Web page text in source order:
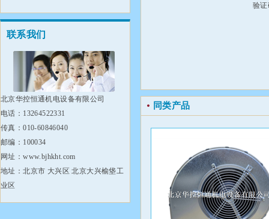
联系我们
北京华控恒通机电设备有限公司
电话：13264522331
传真：010-60846040
邮编：100034
网址：www.bjhkht.com
地址：北京市 大兴区 北京大兴榆垡工
业区
验
同类产品